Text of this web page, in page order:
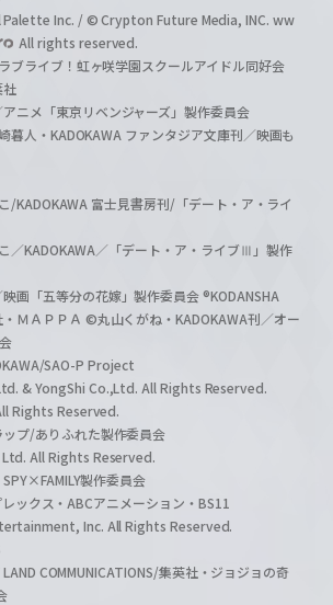
Inc. / © Crypton Future Media, INC. ww
All rights reserved.
ブライブ！虹ヶ咲学園スクールアイドル同好会
ニメ「東京リベンジャーズ」製作委員会
人・KADOKAWA ファンタジア文庫刊／映画も
/KADOKAWA 富士見書房刊/「デート・ア・ライ
／KADOKAWA／「デート・ア・ライブⅢ」製作
画「五等分の花嫁」製作委員会 ®KODANSHA
ＭＡＰＰＡ ©丸山くがね・KADOKAWA刊／オー
SAO-P Project
& YongShi Co.,Ltd. All Rights Reserved.
Rights Reserved.
プ/ありふれた製作委員会
All Rights Reserved.
製作委員会
ックス・ABCアニメーション・BS11
Inc. All Rights Reserved.
COMMUNICATIONS/集英社・ジョジョの奇